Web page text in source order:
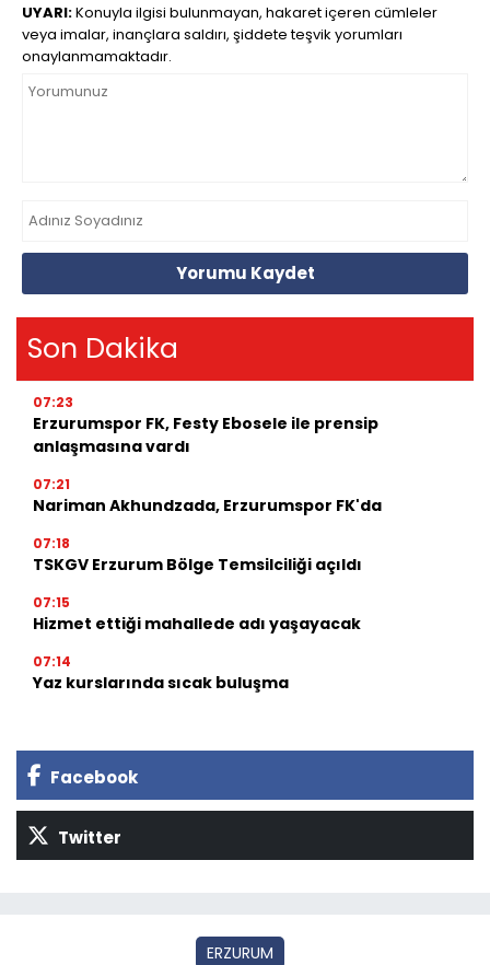
UYARI:Konuyla ilgisi bulunmayan, hakaret içeren cümleler
veya imalar, inançlara saldırı, şiddete teşvik yorumları
onaylanmamaktadır.
Yorumu Kaydet
Son Dakika
07:23
Erzurumspor FK, Festy Ebosele ile prensip
anlaşmasına vardı
07:21
Nariman Akhundzada, Erzurumspor FK'da
07:18
TSKGV Erzurum Bölge Temsilciliği açıldı
07:15
Hizmet ettiği mahallede adı yaşayacak
07:14
Yaz kurslarında sıcak buluşma
Facebook
Twitter
ERZURUM